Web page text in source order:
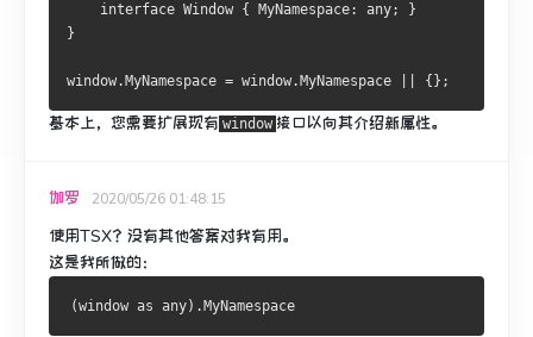
interface Window { MyNamespace: any;
}
}
window. MyNamespace = window. MyNamespace {};
基本上，您需要扩展现有 window 接口以向其介绍新属性。
伽罗 2020/05/26 01:48:15
使用TSX？ 没有其他答案对我有用。
这是我所做的：
(window as any). MyNamespace